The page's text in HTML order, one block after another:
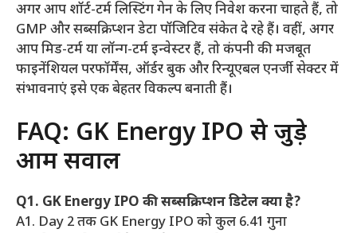
अगर आप शॉर्ट-टर्म लिस्टिंग गेन के लिए निवेश करना चाहते हैं, तो
GMP और सब्सक्रिप्शन डेटा पॉजिटिव संकेत दे रहे हैं। वहीं, अगर
आप मिड-टर्म या लॉन्ग-टर्म इन्वेस्टर हैं, तो कंपनी की मजबूत
फाइनेंशियल परफॉर्मेंस, ऑर्डर बुक और रिन्यूएबल एनर्जी सेक्टर में
संभावनाएं इसे एक बेहतर विकल्प बनाती हैं।
FAQ: GK Energy IPO से जुड़े
आम सवाल
Q1. GK Energy IPO की सब्सक्रिप्शन डिटेल क्या है?
A1. Day 2 तक GK Energy IPO को कुल 6.41 गुना